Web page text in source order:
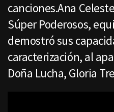
canciones.Ana
Súper Poderosos,
demostró sus
caracterización, al
Doña Lucha, Gloria